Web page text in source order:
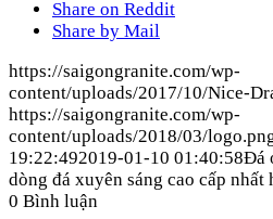
Share on Reddit
Share by Mail
https://saigongranite.com/wp-
content/uploads/2017/10/Nice-
https://saigongranite.com/wp-
content/uploads/2018/03/
19:22:492019-01-10 01:40:58Đá
dòng đá xuyên sáng cao cấp nhất
0 Bình luận